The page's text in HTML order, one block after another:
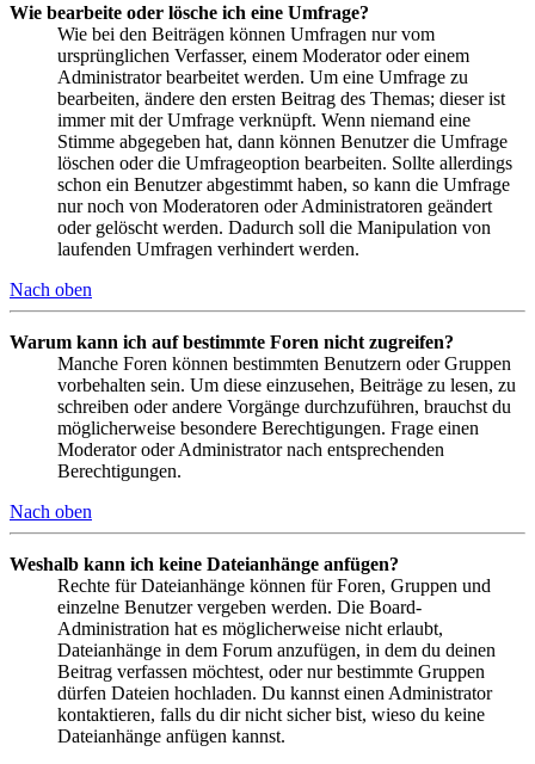
Wie bearbeite oder lösche ich eine Umfrage?
Wie bei den Beiträgen können Umfragen nur vom
ursprünglichen Verfasser, einem Moderator oder einem
Administrator bearbeitet werden. Um eine Umfrage zu
bearbeiten, ändere den ersten Beitrag des Themas; dieser ist
immer mit der Umfrage verknüpft. Wenn niemand eine
Stimme abgegeben hat, dann können Benutzer die Umfrage
löschen oder die Umfrageoption bearbeiten. Sollte allerdings
schon ein Benutzer abgestimmt haben, so kann die Umfrage
nur noch von Moderatoren oder Administratoren geändert
oder gelöscht werden. Dadurch soll die Manipulation von
laufenden Umfragen verhindert werden.
Nach oben
Warum kann ich auf bestimmte Foren nicht zugreifen?
Manche Foren können bestimmten Benutzern oder Gruppen
vorbehalten sein. Um diese einzusehen, Beiträge zu lesen, zu
schreiben oder andere Vorgänge durchzuführen, brauchst du
möglicherweise besondere Berechtigungen. Frage einen
Moderator oder Administrator nach entsprechenden
Berechtigungen.
Nach oben
Weshalb kann ich keine Dateianhänge anfügen?
Rechte für Dateianhänge können für Foren, Gruppen und
einzelne Benutzer vergeben werden. Die Board-
Administration hat es möglicherweise nicht erlaubt,
Dateianhänge in dem Forum anzufügen, in dem du deinen
Beitrag verfassen möchtest, oder nur bestimmte Gruppen
dürfen Dateien hochladen. Du kannst einen Administrator
kontaktieren, falls du dir nicht sicher bist, wieso du keine
Dateianhänge anfügen kannst.